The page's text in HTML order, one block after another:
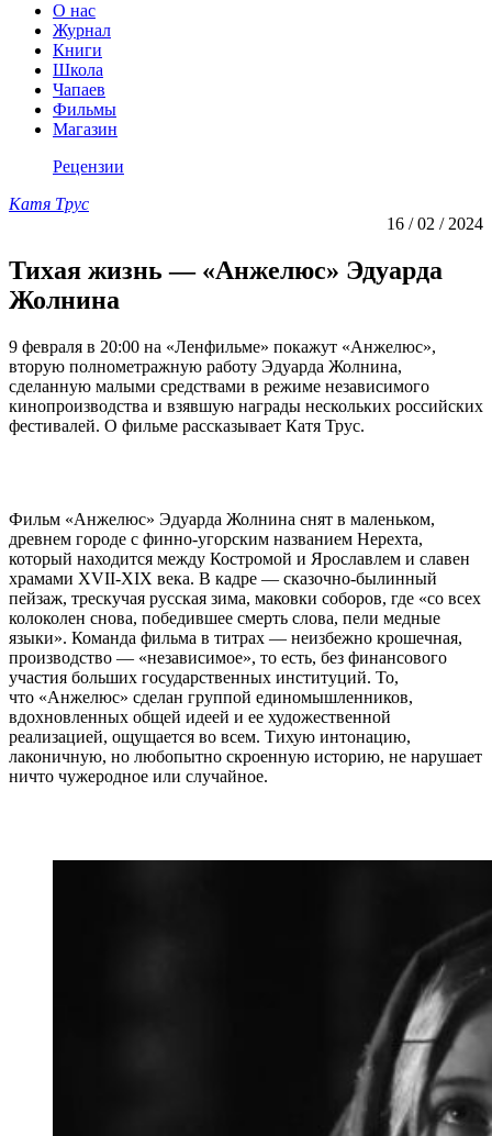
О нас
Журнал
Книги
Школа
Чапаев
Фильмы
Магазин
Рецензии
Катя Трус
16 / 02 / 2024
Тихая жизнь — «Анжелюс» Эдуарда
Жолнина
9 февраля в 20:00 на «Ленфильме» покажут «Анжелюс»,
вторую полнометражную работу Эдуарда Жолнина,
сделанную малыми средствами в режиме независимого
кинопроизводства и взявшую награды нескольких российских
фестивалей. О фильме рассказывает Катя Трус.
Фильм «Анжелюс» Эдуарда Жолнина снят в маленьком,
древнем городе с финно-угорским названием Нерехта,
который находится между Костромой и Ярославлем и славен
храмами XVII-XIX века. В кадре — сказочно-былинный
пейзаж, трескучая русская зима, маковки соборов, где «со всех
колоколен снова, победившее смерть слова, пели медные
языки». Команда фильма в титрах — неизбежно крошечная,
производство — «независимое», то есть, без финансового
участия больших государственных институций. То,
что «Анжелюс» сделан группой единомышленников,
вдохновленных общей идеей и ее художественной
реализацией, ощущается во всем. Тихую интонацию,
лаконичную, но любопытно скроенную историю, не нарушает
ничто чужеродное или случайное.